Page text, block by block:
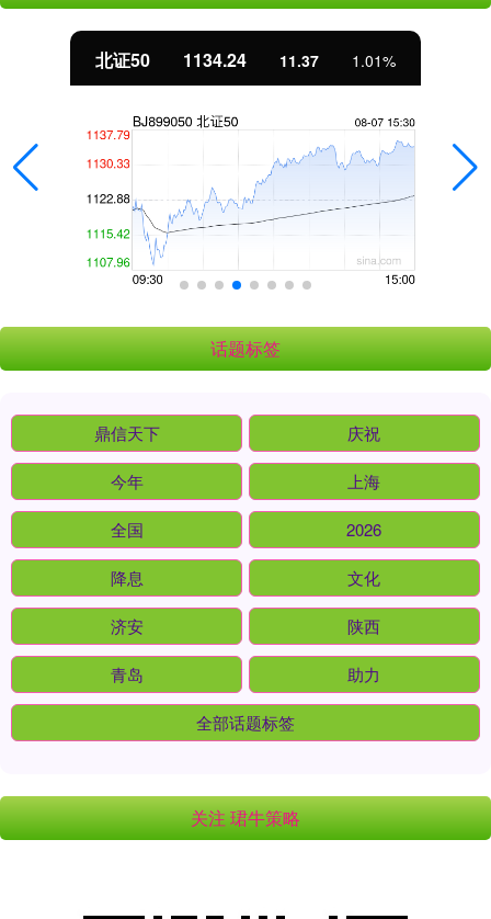
北证50 1134.24 11.37 1.01%
话题标签
鼎信天下 庆祝
今年 上海
全国 2026
降息 文化
济安 陕西
青岛 助力
全部话题标签
关注 珺牛策略